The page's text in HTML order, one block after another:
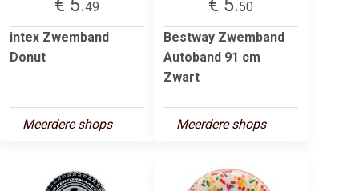
€ 5.49
intex Zwemband
Donut
Meerdere shops
€ 5.50
Bestway Zwemband
Autoband 91 cm
Zwart
Meerdere shops